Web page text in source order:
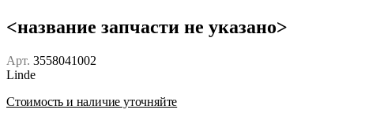
<название запчасти не указано>
Арт. 3558041002
Linde
Стоимость и наличие уточняйте